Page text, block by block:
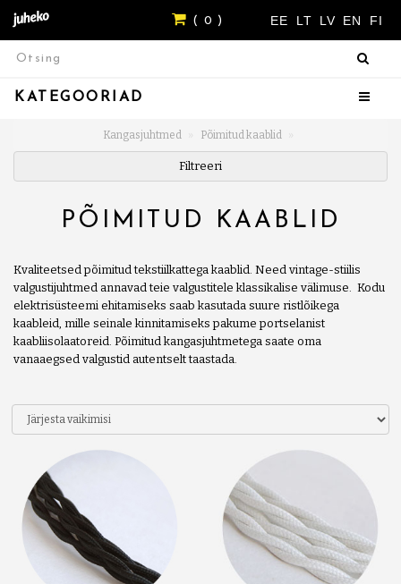
EE LT LV EN FI
( 0 )
KATEGOORIAD
Kangasjuhtmed Põimitud kaablid
Filtreeri
PÕIMITUD KAABLID
Kvaliteetsed põimitud tekstiilkattega kaablid. Need vintage-stiilis
valgustijuhtmed annavad teie valgustitele klassikalise välimuse. Kodu
elektrisüsteemi ehitamiseks saab kasutada suure ristlõikega
kaableid, mille seinale kinnitamiseks pakume portselanist
kaabliisolaatoreid. Põimitud kangasjuhtmetega saate oma
vanaaegsed valgustid autentselt taastada.